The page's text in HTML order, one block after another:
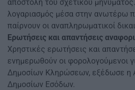
αποστολή του σχετικού
λογαριασμός μέσα στην ανωτέρω
παίρνουν οι αναπληρωματικοί
Ερωτήσεις και απαντήσεις
Χρηστικές ερωτήσεις και
ενημερωθούν οι φορολογούμενοι
Δημοσίων Κληρώσεων, εξέδωσε η
Δημοσίων Εσόδων.